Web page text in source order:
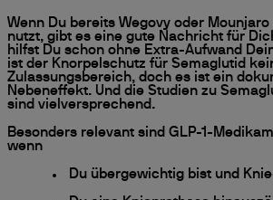
Wenn Du bereits Wegovy oder
nutzt, gibt es eine gute Nachricht für
hilfst Du schon ohne Extra-Aufwand
ist der Knorpelschutz für Semaglutid
Zulassungsbereich, doch es ist ein
Nebeneffekt. Und die Studien zu
sind vielversprechend.
Besonders relevant sind GLP-1-
wenn
Du übergewichtig bist und